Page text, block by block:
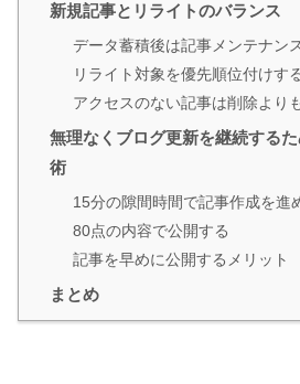
新規記事とリライトのバランス
データ蓄積後は記事メンテナン
リライト対象を優先順位付けす
アクセスのない記事は削除より
無理なくブログ更新を継続する
術
15分の隙間時間で記事作成を進
80点の内容で公開する
記事を早めに公開するメリット
まとめ